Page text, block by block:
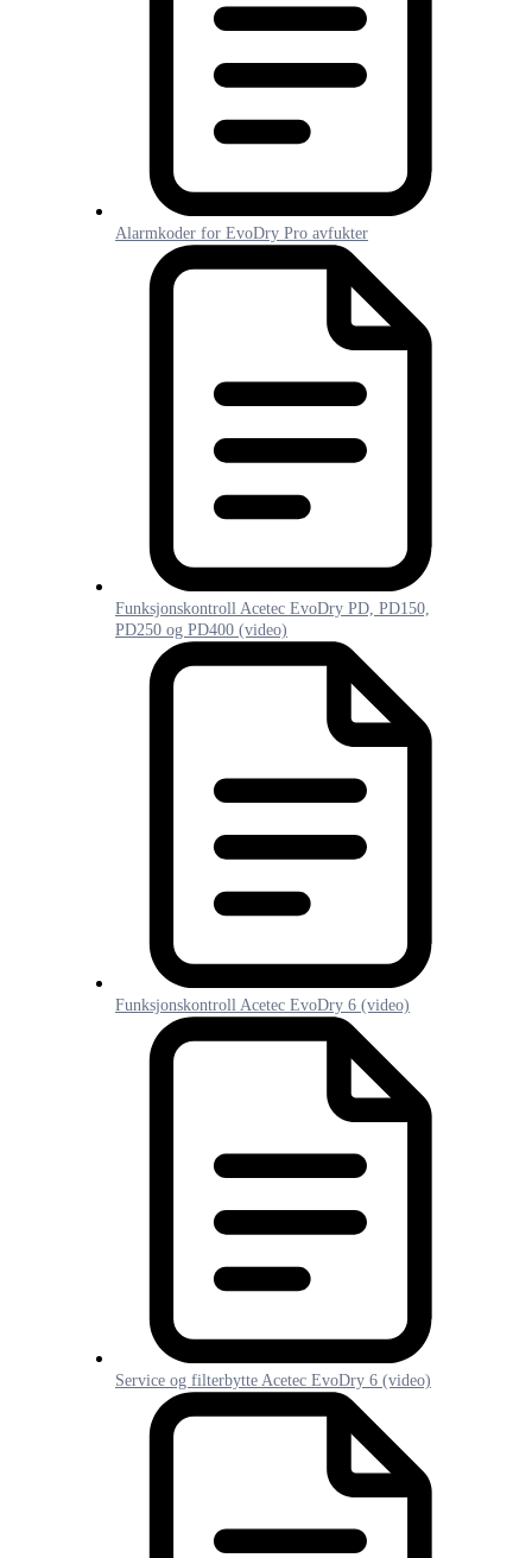
Alarmkoder for EvoDry Pro avfukter
Funksjonskontroll Acetec EvoDry PD, PD150,
PD250 og PD400 (video)
Funksjonskontroll Acetec EvoDry 6 (video)
Service og filterbytte Acetec EvoDry 6 (video)